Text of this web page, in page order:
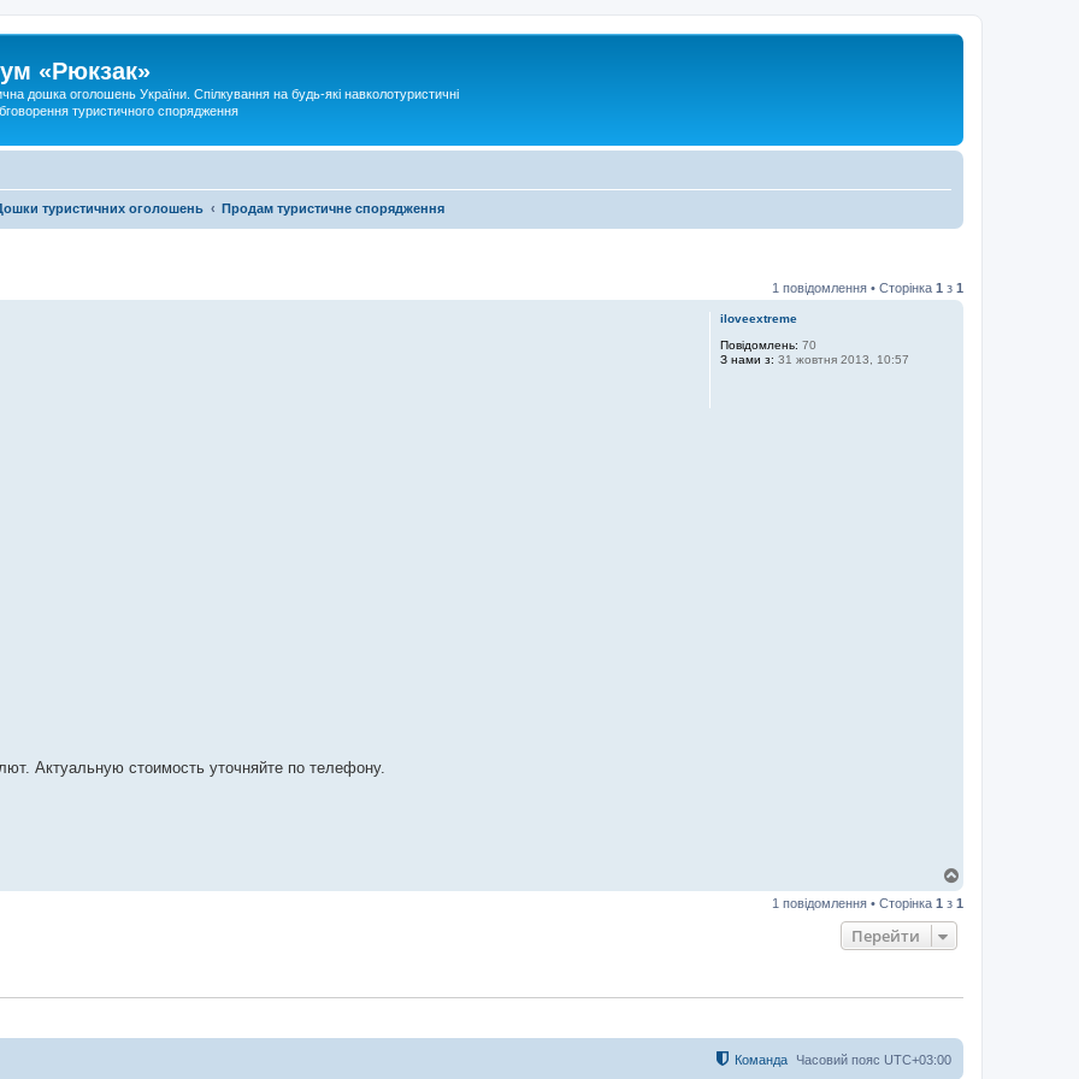
«Рюкзак»
дошка оголошень України. Спілкування на будь-які навколотуристичні
туристичного спорядження
туристичних оголошень Продам туристичне спорядження
1 повідомлення • Сторінка 1 з 1
iloveextreme
Повідомлень: 70
З нами з: 31 жовтня 2013, 10:57
Актуальную стоимость уточняйте по телефону.
г
1 повідомлення • Сторінка 1 з 1
Перейти
Часовий пояс UTC+03:00
Команда